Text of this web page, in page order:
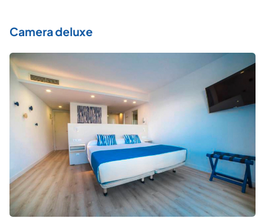
Camera deluxe